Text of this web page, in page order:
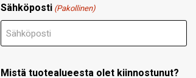
Sähköposti (Pakollinen)
Mistä tuotealueesta olet kiinnostunut?